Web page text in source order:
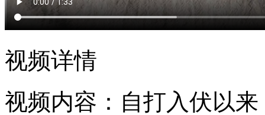
视频详情
视频内容： 自打入伏以